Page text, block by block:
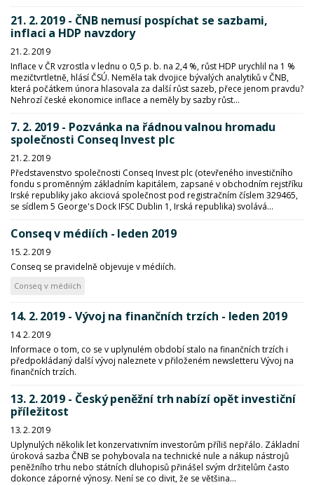
21. 2. 2019 - ČNB nemusí pospíchat se sazbami,
inflaci a HDP navzdory
21. 2. 2019
Inflace v ČR vzrostla v lednu o 0,5 p. b. na 2,4 %, růst HDP urychlil na 1 %
mezičtvrtletně, hlásí ČSÚ. Neměla tak dvojice bývalých analytiků v ČNB,
která počátkem února hlasovala za další růst sazeb, přece jenom pravdu?
Nehrozí české ekonomice inflace a neměly by sazby růst...
7. 2. 2019 - Pozvánka na řádnou valnou hromadu
společnosti Conseq Invest plc
21. 2. 2019
Představenstvo společnosti Conseq Invest plc (otevřeného investičního
fondu s proměnným základním kapitálem, zapsané v obchodním rejstříku
Irské republiky jako akciová společnost pod registračním číslem 329465,
se sídlem 5 George's Dock IFSC Dublin 1, Irská republika) svolává...
Conseq v médiích - leden 2019
15. 2. 2019
Conseq se pravidelně objevuje v médiích.
Conseq v médiích
14. 2. 2019 - Vývoj na finančních trzích - leden 2019
14. 2. 2019
Informace o tom, co se v uplynulém období stalo na finančních trzích i
předpokládaný další vývoj naleznete v přiloženém newsletteru Vývoj na
finančních trzích.
13. 2. 2019 - Český peněžní trh nabízí opět investiční
příležitost
13. 2. 2019
Uplynulých několik let konzervativním investorům příliš nepřálo. Základní
úroková sazba ČNB se pohybovala na technické nule a nákup nástrojů
peněžního trhu nebo státních dluhopisů přinášel svým držitelům často
dokonce záporné výnosy. Není se co divit, že se většina...